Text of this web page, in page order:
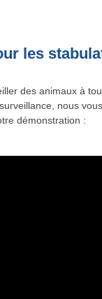
les
des animaux à
nous
démonstration :